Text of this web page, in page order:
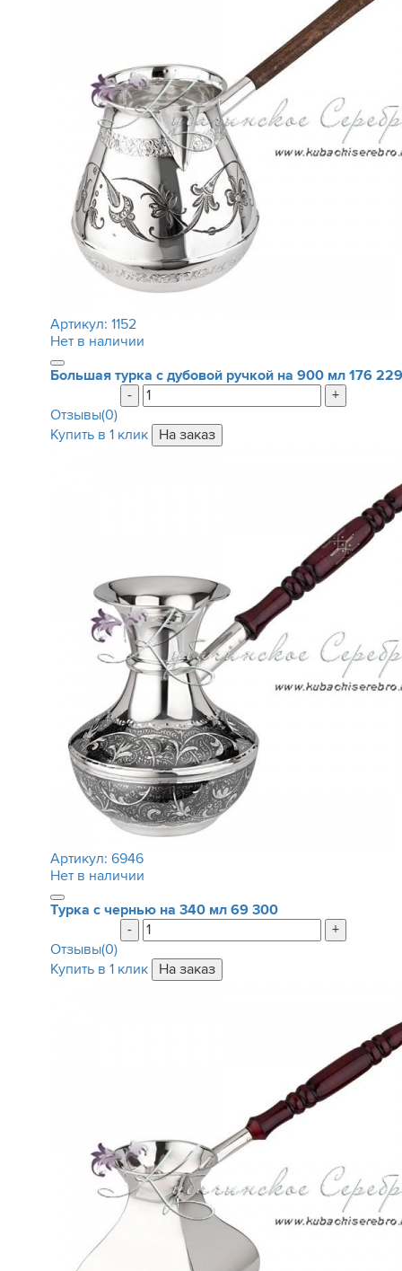
Артикул: 1152
Нет в наличии
Большая турка с дубовой ручкой на 900 мл 176 229
-
+
Отзывы(0)
Купить в 1 клик
Артикул: 6946
Нет в наличии
Турка с чернью на 340 мл 69 300
-
+
Отзывы(0)
Купить в 1 клик